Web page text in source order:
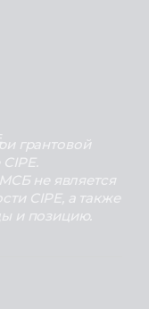
грантовой
не является
CIPE, а также
и позицию.